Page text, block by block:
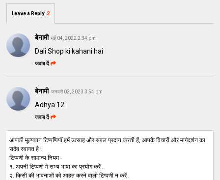
Leave a Reply: 2
बेनामी मई 04, 2022 2:34 pm
Dali Shop ki kahani hai
जवाब दें
बेनामी जनवरी 02, 2023 3:54 pm
Adhya 12
जवाब दें
आपकी मूल्यवान टिप्पणियाँ हमें उत्साह और सबल प्रदान करती हैं, आपके विचारों और मार्गदर्शन का
सदैव स्वागत है !
टिप्पणी के सामान्य नियम -
१. अपनी टिप्पणी में सभ्य भाषा का प्रयोग करें .
२. किसी की भावनाओं को आहत करने वाली टिप्पणी न करें .